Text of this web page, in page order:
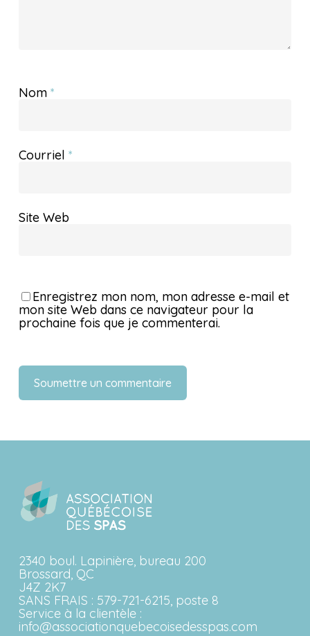
Nom *
Courriel *
Site Web
Enregistrez mon nom, mon adresse e-mail et
mon site Web dans ce navigateur pour la
prochaine fois que je commenterai.
2340 boul. Lapinière, bureau 200
Brossard, QC
J4Z 2K7
SANS FRAIS : 579-721-6215, poste 8
Service à la clientèle :
info@associationquebecoisedesspas.com